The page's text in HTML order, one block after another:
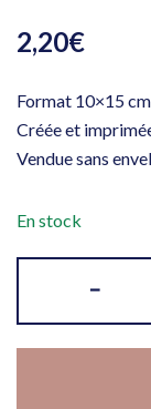
2,20€
Format 10×15
Créée et
Vendue sans
En stock
-